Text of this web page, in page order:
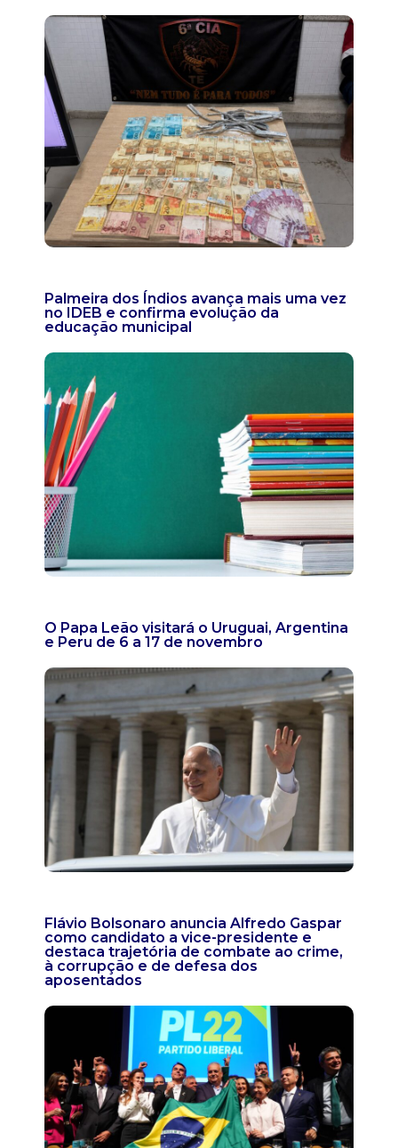
Palmeira dos Índios avança mais uma vez
no IDEB e confirma evolução da
educação municipal
O Papa Leão visitará o Uruguai, Argentina
e Peru de 6 a 17 de novembro
Flávio Bolsonaro anuncia Alfredo Gaspar
como candidato a vice-presidente e
destaca trajetória de combate ao crime,
à corrupção e de defesa dos
aposentados